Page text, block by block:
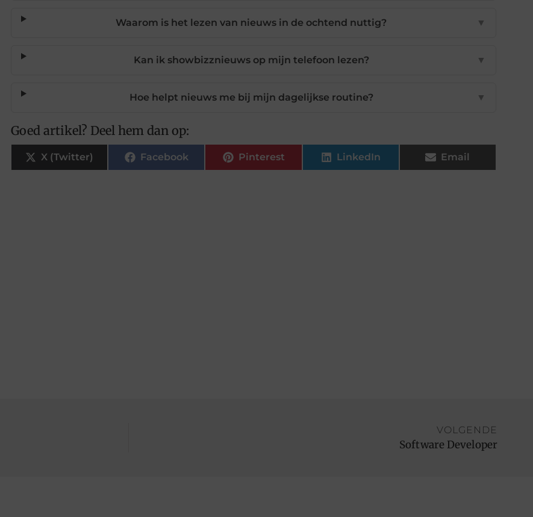
Waarom is het lezen van nieuws in de ochtend nuttig? ▼
Kan ik showbizznieuws op mijn telefoon lezen? ▼
Hoe helpt nieuws me bij mijn dagelijkse routine? ▼
Goed artikel? Deel hem dan op:
X (Twitter) Facebook Pinterest LinkedIn Email
VOLGENDE
Software Developer